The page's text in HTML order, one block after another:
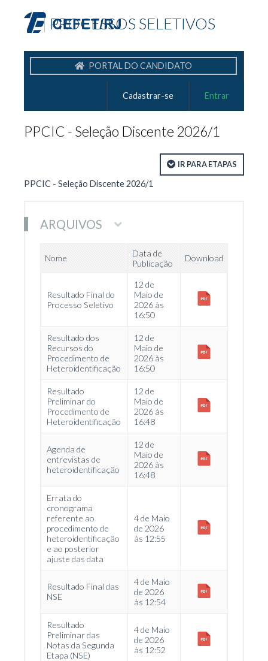
| PROCESSOS SELETIVOS
PORTAL DO CANDIDATO
Entrar
Cadastrar-se
PPCIC - Seleção Discente 2026/1
IR PARA ETAPAS
PPCIC - Seleção Discente 2026/1
ARQUIVOS
Nome
Data de
Publicação
Download
Resultado Final do
Processo Seletivo
12 de
Maio de
2026 às
16:50
Resultado dos
Recursos do
Procedimento de
Heteroidentificação
12 de
Maio de
2026 às
16:50
Resultado
Preliminar do
Procedimento de
Heteroidentificação
12 de
Maio de
2026 às
16:48
Agenda de
entrevistas de
heteroidentificação
12 de
Maio de
2026 às
16:48
Errata do
cronograma
referente ao
procedimento de
heteroidentificação
e ao posterior
ajuste das data
4 de Maio
de 2026
às 12:55
Resultado Final das
NSE
4 de Maio
de 2026
às 12:54
Resultado
Preliminar das
Notas da Segunda
Etapa (NSE)
4 de Maio
de 2026
às 12:52